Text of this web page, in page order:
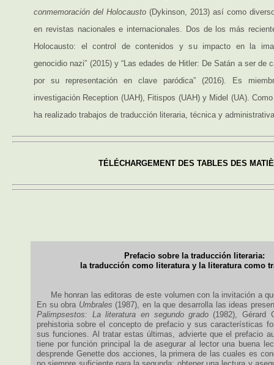
conmemoración del Holocausto (Dykinson, 2013) así como
en revistas nacionales e internacionales. Dos de los más
Holocausto: el control de contenidos y su impacto en la
genocidio nazi” (2015) y “Las edades de Hitler: De Satán a ser de
por su representación en clave paródica” (2016). Es
investigación Reception (UAH), Fitispos (UAH) y Midel (UA).
ha realizado trabajos de traducción literaria, técnica y
TÉLÉCHARGEMENT DES TABLES DES
Prefacio sobre la traducción literaria:
la traducción como literatura y la literatura como
Me honran las editoras de este volumen con la invitación a
En su obra Umbrales (1987), en la que desarrolla las ideas
Palimpsestos: La literatura en segundo grado(1982), Gérard
prehistoria sobre el concepto de prefacio y sus características
sus funciones. Al tratar estas últimas, advierte que el prefacio
tiene por función principal la de asegurar al lector una buena
desprende Genette dos acciones, la primera de las cuales es